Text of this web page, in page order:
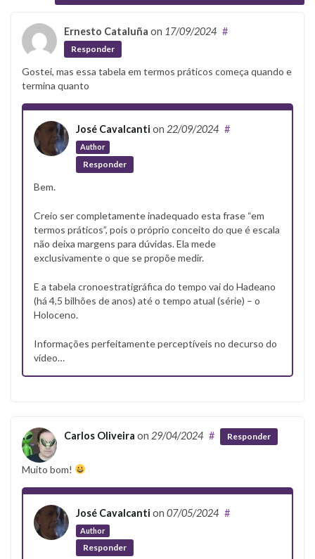
Ernesto Cataluña on 17/09/2024 #
Responder
Gostei, mas essa tabela em termos práticos começa quando e
termina quanto
José Cavalcanti on 22/09/2024
Author
#
Responder
Bem.
Creio ser completamente inadequado esta frase “em
termos práticos”, pois o próprio conceito do que é escala
não deixa margens para dúvidas. Ela mede
exclusivamente o que se propõe medir.
E a tabela cronoestratigráfica do tempo vai do Hadeano
(há 4,5 bilhões de anos) até o tempo atual (série) – o
Holoceno.
Informações perfeitamente perceptíveis no decurso do
vídeo…
Carlos Oliveira on 29/04/2024 # Responder
Muito bom!
José Cavalcanti on 07/05/2024
Author
#
Responder